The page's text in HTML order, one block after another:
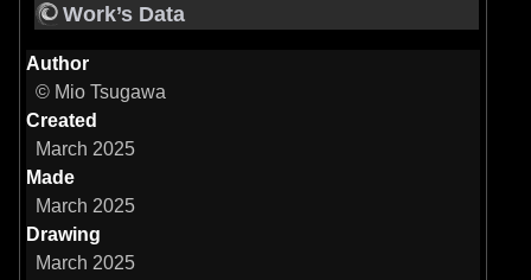
Work’s Data
Author
© Mio Tsugawa
Created
March 2025
Made
March 2025
Drawing
March 2025